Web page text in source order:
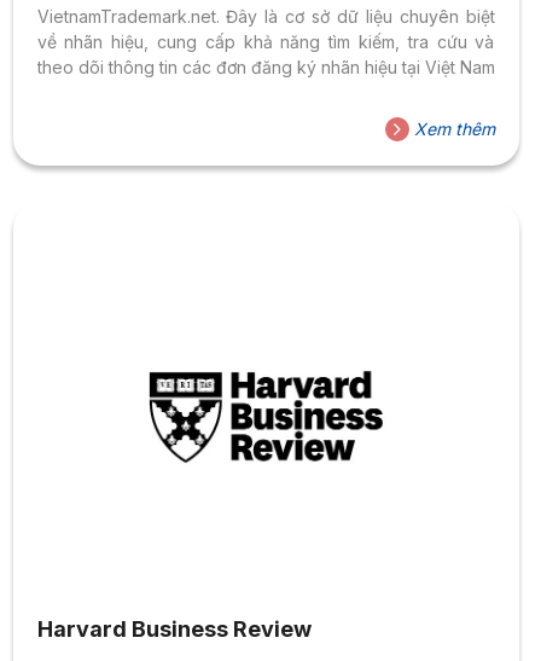
VietnamTrademark.net. Đây là cơ sở dữ liệu chuyên biệt
về nhãn hiệu, cung cấp khả năng tìm kiếm, tra cứu và
theo dõi thông tin các đơn đăng ký nhãn hiệu tại Việt Nam
Xem thêm
Harvard Business Review